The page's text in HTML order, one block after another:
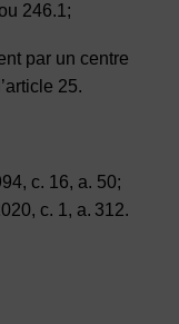
246.1;
par un centre
25.
c. 16, a. 50;
c. 1, a. 312.